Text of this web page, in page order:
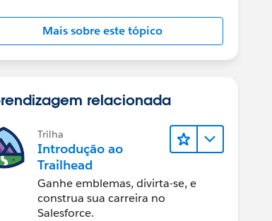
Mais sobre este tópico
relacionada
Trilha
Introdução ao
Trailhead
Ganhe emblemas, divirta-se, e
construa sua carreira no
Salesforce.